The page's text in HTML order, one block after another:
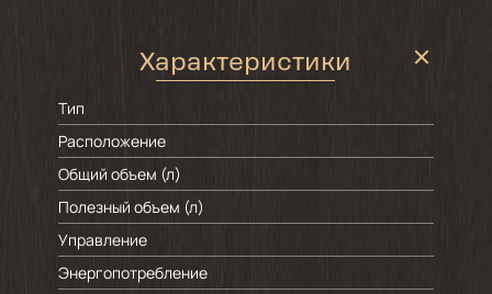
Характеристики
Тип
Расположение
Общий объем (л)
Полезный объем (л)
Управление
Энергопотребление